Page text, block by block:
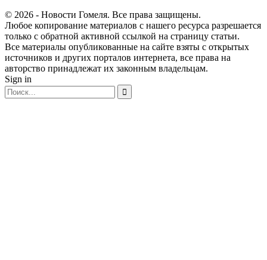
© 2026 - Новости Гомеля. Все права защищены.
Любое копирование материалов с нашего ресурса разрешается
только с обратной активной ссылкой на страницу статьи.
Все материалы опубликованные на сайте взяты с открытых
источников и других порталов интернета, все права на
авторство принадлежат их законным владельцам.
Sign in